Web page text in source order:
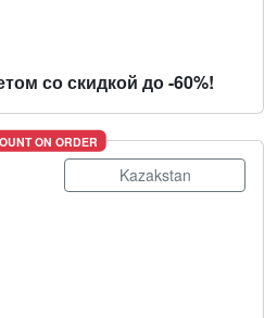
со скидкой до -60%!
ON ORDER
Kazakstan